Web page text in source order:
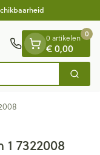
Zoek
0 artikelen
€ 0,00
0
7322008